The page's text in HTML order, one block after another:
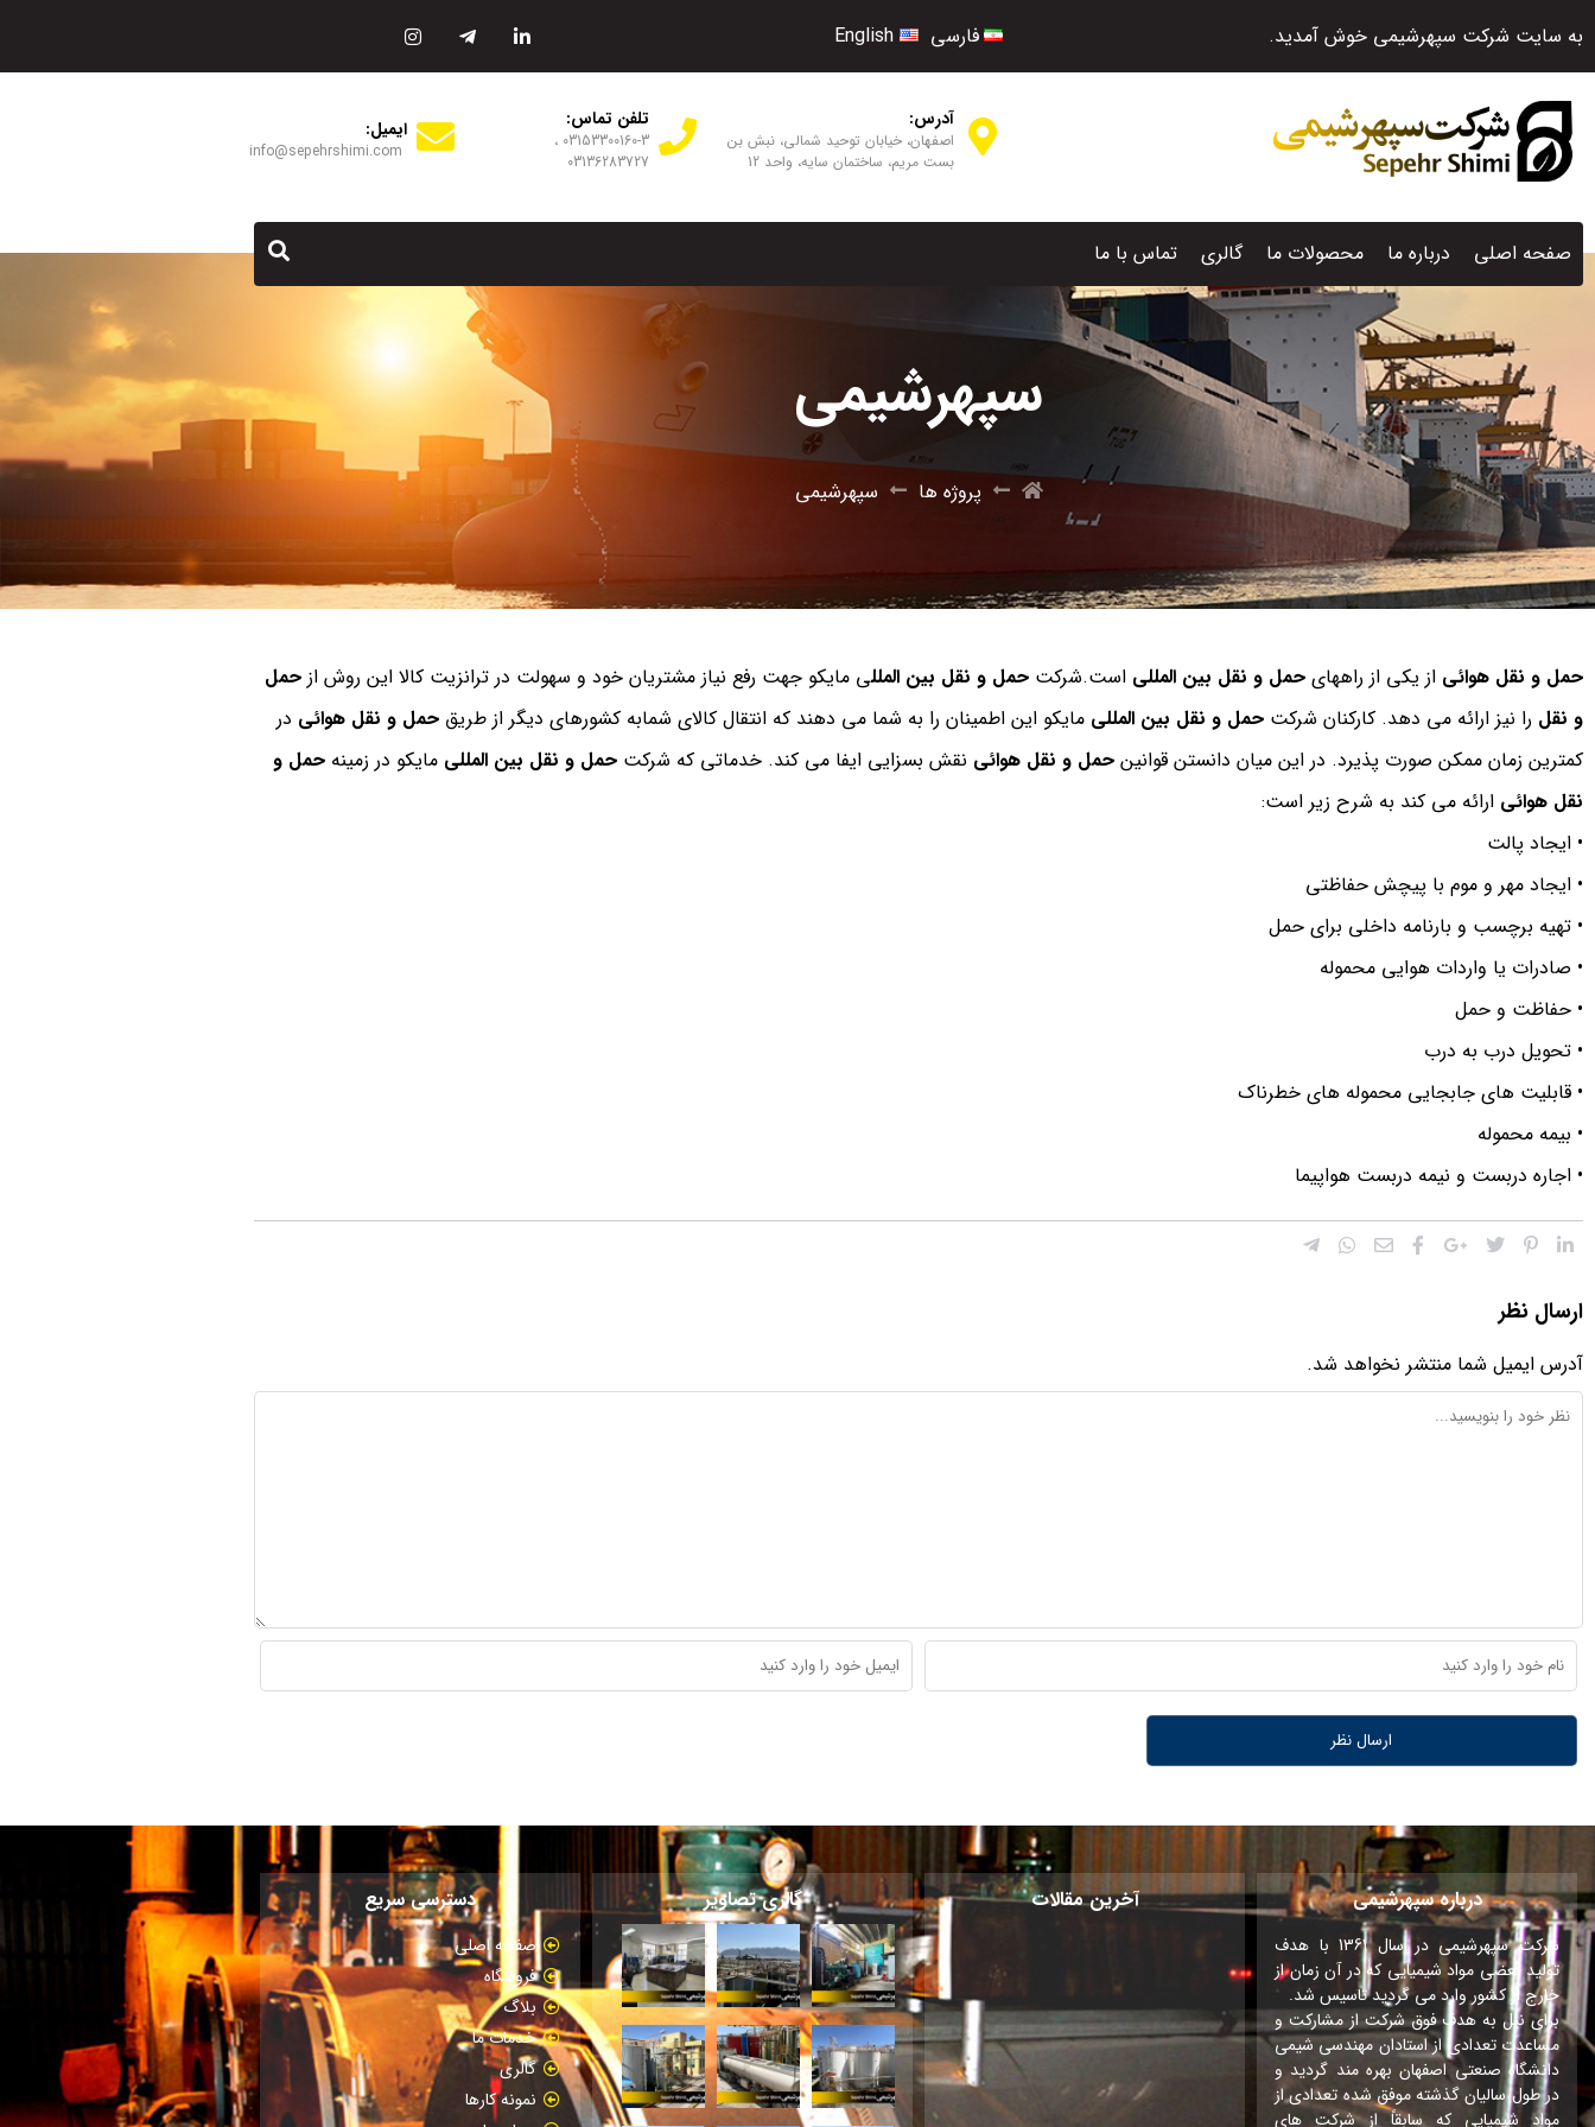
به سایت شرکت سپهرشیمی خوش آمدید. فارسی English
آدرس:
اصفهان، خیابان توحید شمالی، نبش بن
بست مریم، ساختمان سایه، واحد 12
تلفن تماس:
03153300160-3 ،
03136283727
ایمیل:
صفحه اصلی درباره ما محصولات ما گالری تماس با ما
سپهرشیمی
پروژه ها سپهرشیمی
حمل و نقل هوائی از یکی از راههای حمل و نقل بین المللی است.شرکت حمل و نقل بین المللی مایکو جهت رفع نیاز مشتریان خود و سهولت در ترانزیت کالا این روش از حمل
و نقل را نیز ارائه می دهد. کارکنان شرکت حمل و نقل بین المللی مایکو این اطمینان را به شما می دهند که انتقال کالای شمابه کشورهای دیگر از طریق حمل و نقل هوائی در
کمترین زمان ممکن صورت پذیرد. در این میان دانستن قوانین حمل و نقل هوائی نقش بسزایی ایفا می کند. خدماتی که شرکت حمل و نقل بین المللی مایکو در زمینه حمل و
نقل هوائی ارائه می کند به شرح زیر است:
• ایجاد پالت
• ایجاد مهر و موم با پیچش حفاظتی
• تهیه برچسب و بارنامه داخلی برای حمل
• صادرات یا واردات هوایی محموله
• حفاظت و حمل
• تحویل درب به درب
• قابلیت های جابجایی محموله های خطرناک
• بیمه محموله
• اجاره دربست و نیمه دربست هواپیما
ارسال نظر
آدرس ایمیل شما منتشر نخواهد شد.
درباره سپهرشیمی
شرکت سپهرشیمی در سال 1361 با هدف
تولید بعضی مواد شیمیایی که در آن زمان از
خارج از کشور وارد می گردید تاسیس شد.
برای نیل به هدف فوق شرکت از مشارکت و
مساعدت تعدادی از استادان مهندسی شیمی
دانشگاه صنعتی اصفهان بهره مند گردید و
در طول سالیان گذشته موفق شده تعدادی از
مواد شیمیایی که سابقاً از شرکت های
آخرین مقالات گالری تصاویر دسترسی سریع
صفحه اصلی
فروشگاه
بلاگ
خدمات ما
گالری
نمونه کارها